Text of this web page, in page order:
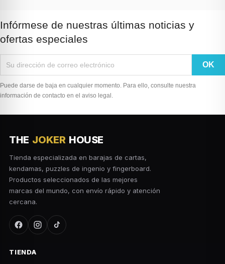
Infórmese de nuestras últimas noticias y
ofertas especiales
Puede darse de baja en cualquier momento. Para ello, consulte nuestra
información de contacto en el aviso legal.
THE JOKER HOUSE
Tienda especializada en barajas de cartas,
kendamas, puzzles de ingenio y fingerboard.
Productos seleccionados de las mejores
marcas del mundo, con envío rápido y atención
cercana.
TIENDA